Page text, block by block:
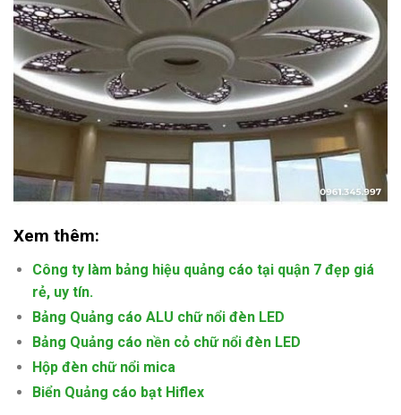
Xem thêm:
Công ty làm bảng hiệu quảng cáo tại quận 7 đẹp giá
rẻ, uy tín.
Bảng Quảng cáo ALU chữ nổi đèn LED
Bảng Quảng cáo nền cỏ chữ nổi đèn LED
Hộp đèn chữ nổi mica
Biển Quảng cáo bạt Hiflex